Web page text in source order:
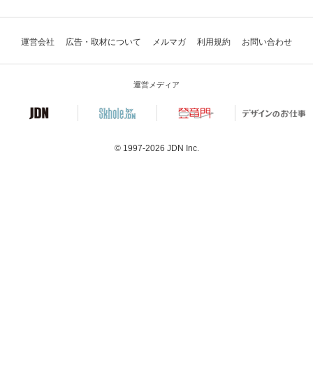
運営会社 広告・取材について メルマガ 利用規約 お問い合わせ
運営メディア
© 1997-2026 JDN Inc.